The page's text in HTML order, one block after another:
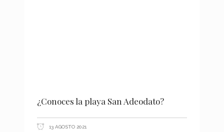
¿Conoces la playa San Adeodato?
13 AGOSTO 2021